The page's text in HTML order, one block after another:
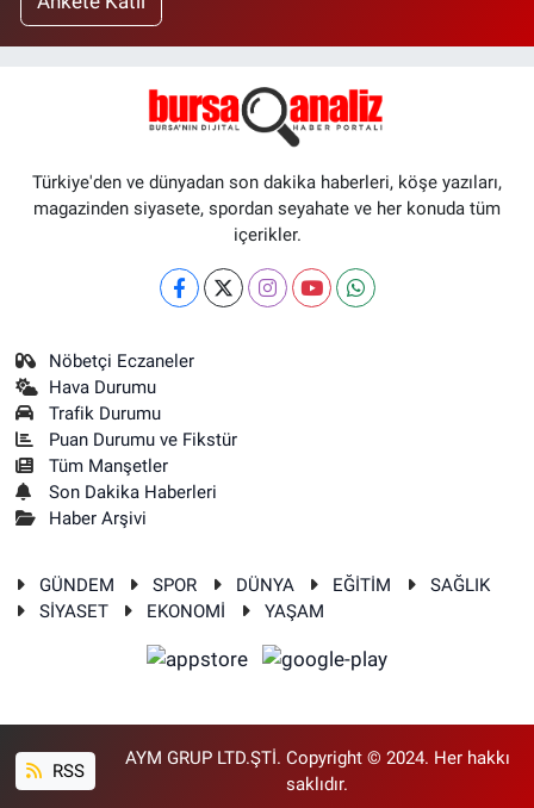
Türkiye'den ve dünyadan son dakika haberleri, köşe yazıları,
magazinden siyasete, spordan seyahate ve her konuda tüm
içerikler.
Nöbetçi Eczaneler
Hava Durumu
Trafik Durumu
Puan Durumu ve Fikstür
Tüm Manşetler
Son Dakika Haberleri
Haber Arşivi
GÜNDEM SPOR DÜNYA EĞİTİM
SAĞLIK
SİYASET
EKONOMİ YAŞAM
RSS
AYM GRUP LTD.ŞTİ. Copyright © 2024. Her hakkı
saklıdır.